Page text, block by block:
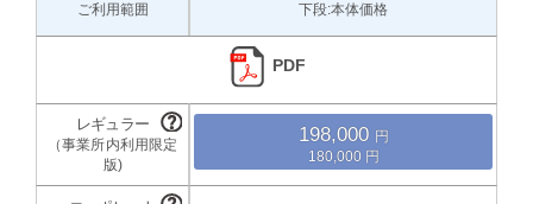
ご利用範囲 下段:本体価格
PDF
198,000
180,000